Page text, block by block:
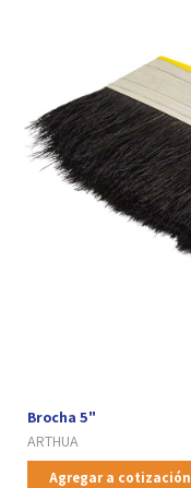
Brocha 5"
ARTHUA
Agregar a cotización